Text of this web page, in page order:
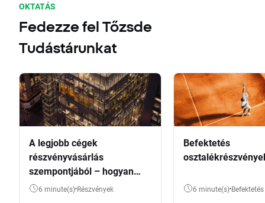
OKTATÁS
Fedezze fel Tőzsde
Tudástárunkat
A legjobb cégek
részvényvásárlás
szempontjából – hogyan
válasszunk?
6 minute(s) Részvények
Befektetés
6 minute(s) Befektetés